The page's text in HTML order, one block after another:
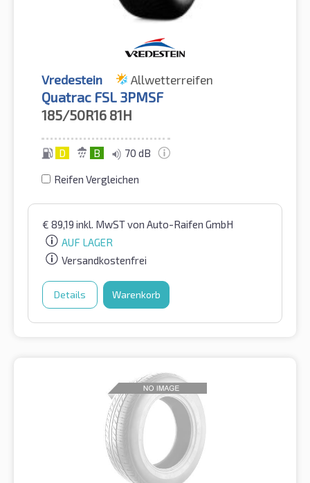
Vredestein Allwetterreifen
Quatrac FSL 3PMSF
185/50R16 81H
D B 70 dB
Reifen Vergleichen
€ 89,19 inkl. MwSTvon Auto-Raifen GmbH
AUF LAGER
Versandkostenfrei
Details Warenkorb